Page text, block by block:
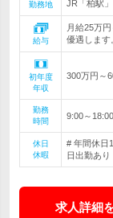
勤務地
JR「柏駅
給与
月給25万
優遇します
初年度
年収
300万円～
勤務
時間
9:00～
休日
休暇
# 年間休日
日出勤あり
求人詳細